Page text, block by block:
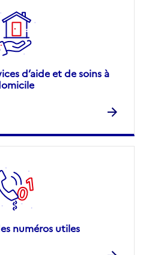
d’aide et de soins à
numéros utiles